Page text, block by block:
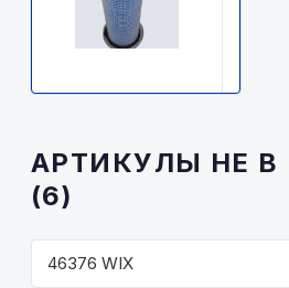
АРТИКУЛЫ НЕ В
(6)
46376 WIX